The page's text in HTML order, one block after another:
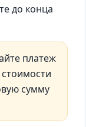
до конца
платеж
сумму